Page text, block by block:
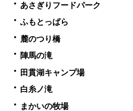
あさぎりフードパーク
ふもとっぱら
麓のつり橋
陣馬の滝
田貫湖キャンプ場
白糸ノ滝
まかいの牧場